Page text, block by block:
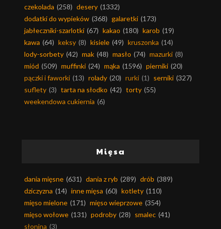
czekolada (258) desery (1332)
dodatki do wypieków (368) galaretki (173)
jabłeczniki-szarlotki (67) kakao (180) karob (19)
kawa (64) keksy (8) kisiele (49) kruszonka (14)
lody-sorbety (42) mak (48) masło (74) mazurki (8)
miód (509) muffinki (24) mąka (1596) pierniki (20)
pączki i faworki (13) rolady (20) rurki (1) serniki (327)
suflety (3) tarta na słodko (42) torty (55)
weekendowa cukiernia (6)
Mięsa
dania mięsne (631) dania z ryb (289) drób (389)
dziczyzna (14) inne mięsa (60) kotlety (110)
mięso mielone (171) mięso wieprzowe (354)
mięso wołowe (131) podroby (28) smalec (41)
słonina (3)